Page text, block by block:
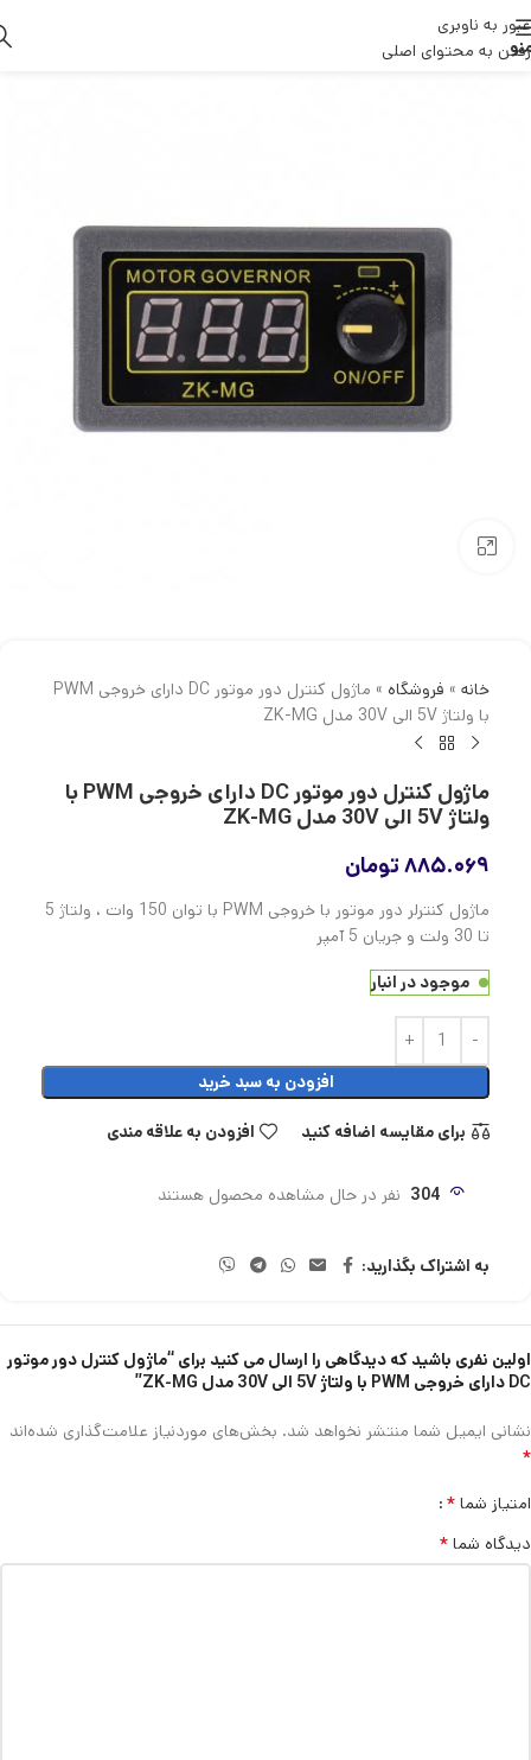
عبور به ناوبری
رفتن به محتوای اصلی
خانه » فروشگاه »
ماژول کنترل دور موتور DC دارای خروجی PWM
با ولتاژ 5V الی 30V مدل ZK-MG
ماژول کنترل دور موتور DC دارای خروجی PWM با
ولتاژ 5V الی 30V مدل ZK-MG
۸۸۵.۰۶۹تومان
ماژول کنترلر دور موتور با خروجی PWM با توان 150 وات ، ولتاژ 5
تا 30 ولت و جریان 5 آمپر
موجود در انبار
افزودن به سبد خرید
برای مقایسه اضافه کنید افزودن به علاقه مندی
304 نفر در حال مشاهده محصول هستند
به اشتراک بگذارید:
اولین نفری باشید که دیدگاهی را ارسال می کنید برای “ماژول کنترل دور موتور
DC دارای خروجی PWM با ولتاژ 5V الی 30V مدل ZK-MG”
نشانی ایمیل شما منتشر نخواهد شد. بخش‌های موردنیاز علامت‌گذاری شده‌اند
*
امتیاز شما *
دیدگاه شما *